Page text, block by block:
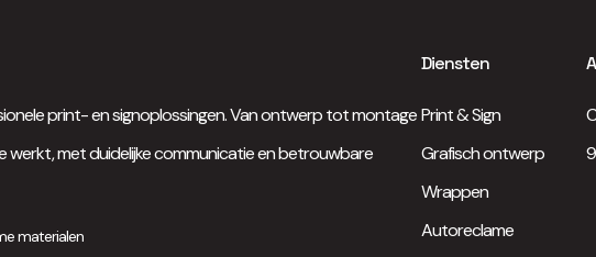
print- en signoplossingen. Van ontwerp tot montage
werkt, met duidelijke communicatie en betrouwbare
materialen
Diensten
Print & Sign
Grafisch ontwerp
Wrappen
Autoreclame